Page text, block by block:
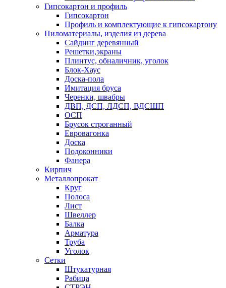
Гипсокартон и профиль
Гипсокартон
Профиль и комплектующие к гипсокартону
Пиломатериалы, изделия из дерева
Сайдинг деревянный
Решетки,экраны
Плинтус, обналичник, уголок
Блок-Хаус
Доска-пола
Имитация бруса
Черенки, швабры
ДВП, ДСП, ЛДСП, ВДСШП
ОСП
Брусок строганный
Евровагонка
Доска
Подоконники
Фанера
Кирпич
Металлопрокат
Круг
Полоса
Лист
Швеллер
Балка
Арматура
Труба
Уголок
Сетки
Штукатурная
Рабица